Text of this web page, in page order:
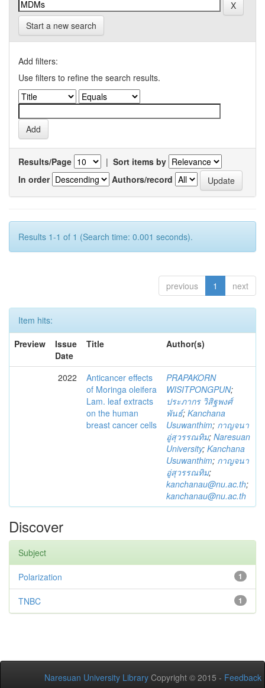
Start a new search
Add filters:
Use filters to refine the search results.
Results/Page | Sort items by
In order
Authors/record
Results 1-1 of 1 (Search time: 0.001 seconds).
previous 1 next
Item hits:
Preview
Issue
Date
Title Author(s)
2022
Anticancer effects
of Moringa oleifera
Lam. leaf extracts
on the human
breast cancer cells
PRAPAKORN
WISITPONGPUN;
ประภากร วิสิฐพงศ์
พันธ์; Kanchana
Usuwanthim; กาญจนา
อู่สุวรรณทิม; Naresuan
University; Kanchana
Usuwanthim; กาญจนา
อู่สุวรรณทิม;
kanchanau@nu.ac.th;
kanchanau@nu.ac.th
Discover
Subject
1
Polarization
1
TNBC
Naresuan University Library Copyright © 2015 - Feedback